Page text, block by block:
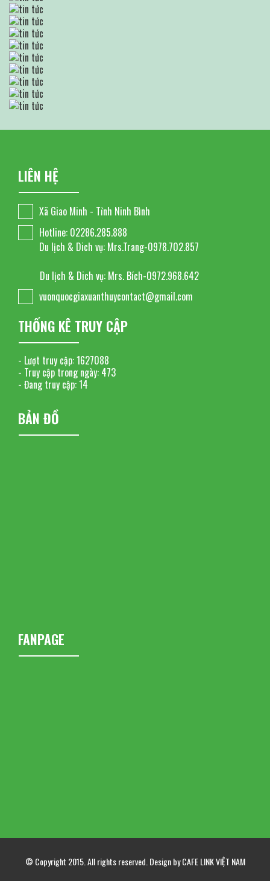
LIÊN HỆ
Xã Giao Minh - Tỉnh Ninh Bình
Hotline: 02286.285.888
Du lịch & Dich vụ: Mrs.Trang-0978.702.857
Du lịch & Dich vụ: Mrs. Bích-0972.968.642
vuonquocgiaxuanthuycontact@gmail.com
THỐNG KÊ TRUY CẬP
- Lượt truy cập:1627088
- Truy cập trong ngày: 473
- Đang truy cập:14
BẢN ĐỒ
FANPAGE
© Copyright 2015. All rights reserved. Design by CAFE LINK VIỆT NAM